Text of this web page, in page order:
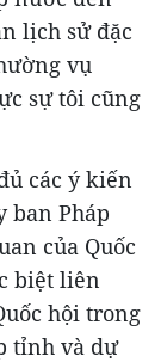
lịch sử đặc
vụ
sự tôi cũng
các ý kiến
ban Pháp
của Quốc
biệt liên
hội trong
tỉnh và dự